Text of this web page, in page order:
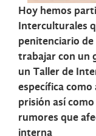
Hoy hemos
Interculturales
penitenciario
trabajar con un
un Taller de
específica
prisión así
rumores que
interna